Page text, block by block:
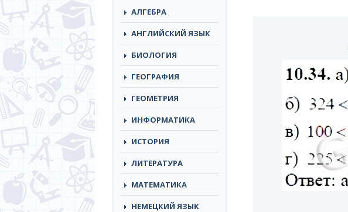
АЛГЕБРА
АНГЛИЙСКИЙ ЯЗЫК
БИОЛОГИЯ
ГЕОГРАФИЯ
ГЕОМЕТРИЯ
ИНФОРМАТИКА
ИСТОРИЯ
ЛИТЕРАТУРА
МАТЕМАТИКА
НЕМЕЦКИЙ ЯЗЫК